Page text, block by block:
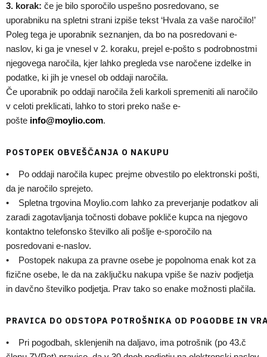
3. korak: če je bilo sporočilo uspešno posredovano, se
uporabniku na spletni strani izpiše tekst ‘Hvala za vaše naročilo!’
Poleg tega je uporabnik seznanjen, da bo na posredovani e-
naslov, ki ga je vnesel v 2. koraku, prejel e-pošto s podrobnostmi
njegovega naročila, kjer lahko pregleda vse naročene izdelke in
podatke, ki jih je vnesel ob oddaji naročila.
Če uporabnik po oddaji naročila želi karkoli spremeniti ali naročilo
v celoti preklicati, lahko to stori preko naše e-
pošte info@moylio.com.
POSTOPEK OBVEŠČANJA O NAKUPU
• Po oddaji naročila kupec prejme obvestilo po elektronski pošti,
da je naročilo sprejeto.
• Spletna trgovina Moylio.com lahko za preverjanje podatkov ali
zaradi zagotavljanja točnosti dobave pokliče kupca na njegovo
kontaktno telefonsko številko ali pošlje e-sporočilo na
posredovani e-naslov.
• Postopek nakupa za pravne osebe je popolnoma enak kot za
fizične osebe, le da na zaključku nakupa vpiše še naziv podjetja
in davčno številko podjetja. Prav tako so enake možnosti plačila.
PRAVICA DO ODSTOPA POTROŠNIKA OD POGODBE IN
• Pri pogodbah, sklenjenih na daljavo, ima potrošnik (po 43.č